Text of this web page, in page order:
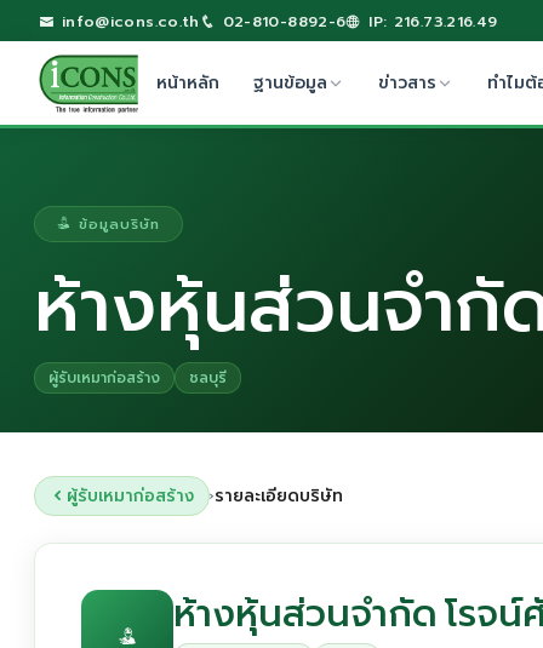
info@icons.co.th 02-810-8892-6 IP: 216.73.216.49
หน้าหลัก ฐานข้อมูล ข่าวสาร ทำไมต้
ข้อมูลบริษัท
ห้างหุ้นส่วนจำกั
ผู้รับเหมาก่อสร้าง ชลบุรี
ผู้รับเหมาก่อสร้าง ›รายละเอียดบริษัท
ห้างหุ้นส่วนจำกัด โรจน์